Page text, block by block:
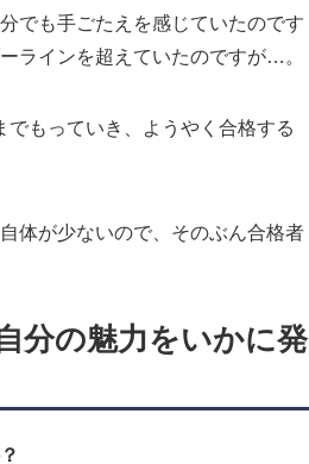
でも手ごたえを感じていたのです
ラインを超えていたのですが…。
でもっていき、ようやく合格する
体が少ないので、そのぶん合格者
分の魅力をいかに発